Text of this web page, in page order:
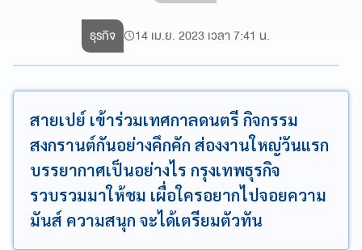
ธุรกิจ 14 เม.ย. 2023 เวลา 7:41 น.
สายเปย์ เข้าร่วมเทศกาลดนตรี กิจกรรม
สงกรานต์กันอย่างคึกคัก ส่องงานใหญ่วันแรก
บรรยากาศเป็นอย่างไร กรุงเทพธุรกิจ
รวบรวมมาให้ชม เผื่อใครอยากไปจอยความ
มันส์ ความสนุก จะได้เตรียมตัวทัน